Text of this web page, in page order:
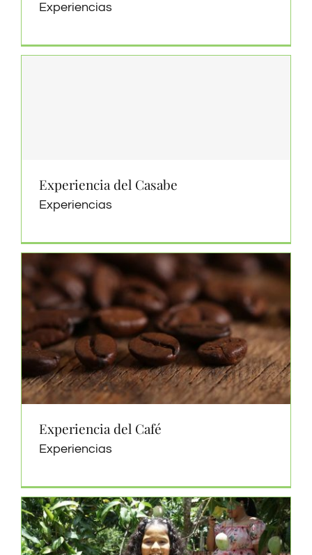
Experiencias
Experiencia del Casabe
Experiencias
Experiencia del Café
Experiencias